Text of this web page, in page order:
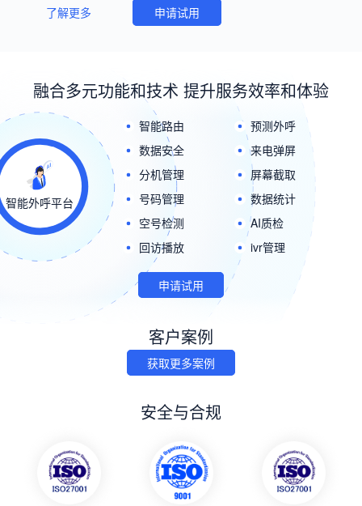
了解更多 申请试用
融合多元功能和技术 提升服务效率和体验
智能外呼平台
智能路由
预测外呼
数据安全
来电弹屏
分机管理
屏幕截取
号码管理
数据统计
空号检测
AI质检
回访播放
ivr管理
申请试用
客户案例
获取更多案例
安全与合规